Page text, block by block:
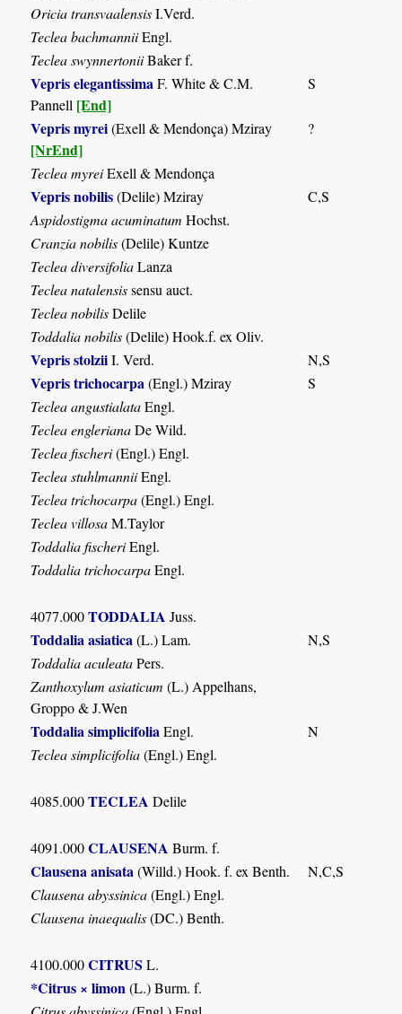
Oricia transvaalensisI.Verd.
Teclea bachmanniiEngl.
Teclea swynnertoniiBaker f.
Vepris elegantissima F. White & C.M.
Pannell [End]
S
Vepris myrei(Exell & Mendonça) Mziray
[NrEnd]
?
Teclea myreiExell & Mendonça
Vepris nobilis(Delile) Mziray
C,S
Aspidostigma acuminatum Hochst.
Cranzia nobilis(Delile) Kuntze
Teclea diversifoliaLanza
Teclea natalensissensu auct.
Teclea nobilisDelile
Toddalia nobilis(Delile) Hook.f. ex Oliv.
Vepris stolziiI. Verd. N,S
Vepris trichocarpa (Engl.) Mziray
S
Teclea angustialataEngl.
Teclea englerianaDe Wild.
Teclea fischeri(Engl.) Engl.
Teclea stuhlmanniiEngl.
Teclea trichocarpa(Engl.) Engl.
Teclea villosaM.Taylor
Toddalia fischeriEngl.
Toddalia trichocarpaEngl.
4077.000TODDALIA Juss.
Toddalia asiatica (L.) Lam.
N,S
Toddalia aculeataPers.
Zanthoxylum asiaticum (L.) Appelhans,
Groppo & J.Wen
Toddalia simplicifolia Engl.
N
Teclea simplicifolia(Engl.) Engl.
4085.000TECLEA Delile
4091.000CLAUSENA Burm. f.
Clausena anisata (Willd.) Hook. f. ex Benth.
N,C,S
Clausena abyssinica(Engl.) Engl.
Clausena inaequalis(DC.) Benth.
4100.000CITRUS L.
*Citrus × limon (L.) Burm. f.